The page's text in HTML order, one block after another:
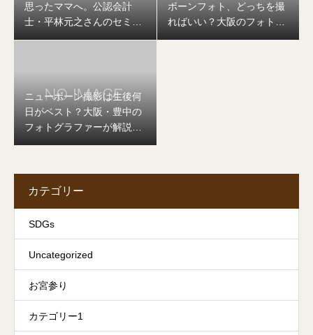
思ったママへ。公認会計
士・平林元之さんのセミナ
ボーンフォト、どっちを撮
ればいい？大阪のフォトグ
ニューボーン撮影は生後何
日がベスト？大阪・豊中の
フォトグラファーが解説し
カテゴリー
SDGs
Uncategorized
お宮参り
カテゴリー1